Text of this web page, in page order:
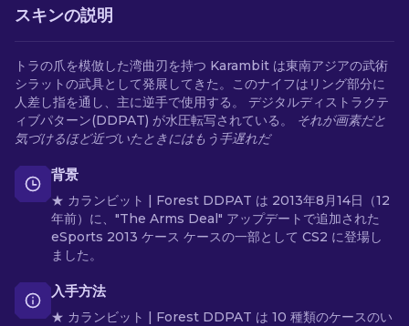
スキンの説明
トラの爪を模倣した湾曲刃を持つ Karambit は東南アジアの武術
シラットの武具として発展してきた。このナイフはリング部分に
人差し指を通し、主に逆手で使用する。 デジタルディストラクテ
ィブパターン(DDPAT) が水圧転写されている。
それが画素だと
気づけるほど近づいたときにはもう手遅れだ
背景
★ カランビット | Forest DDPAT は 2013年8月14日（12
年前）に、"The Arms Deal" アップデートで追加された
eSports 2013 ケース ケースの一部として CS2 に登場し
ました。
入手方法
★ カランビット | Forest DDPAT は 10 種類のケースのい